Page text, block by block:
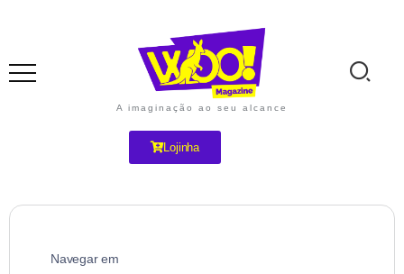
A imaginação ao seu alcance
Lojinha
Navegar em